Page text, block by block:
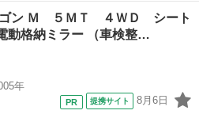
シートヒー
手席下収納
ライト☆デ
ンサーブレ
ート☆ＥＴ
シート☆
ヒ
万
ゴン Ｍ ５ＭＴ ４ＷＤ シート
動格納ミラー （車検整…
年
提携サイト 8月6日